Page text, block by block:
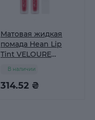
Матовая жидкая
помада Hean Lip
Tint VELOURE
В наличии
314.52 ₴